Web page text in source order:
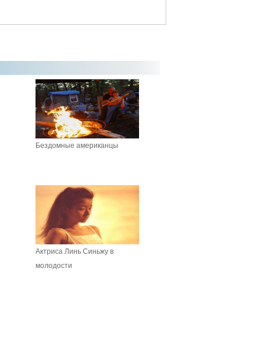
Бездомные американцы
Актриса Линь Синьжу в
молодости